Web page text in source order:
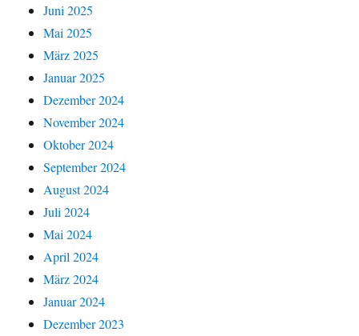
Juni 2025
Mai 2025
März 2025
Januar 2025
Dezember 2024
November 2024
Oktober 2024
September 2024
August 2024
Juli 2024
Mai 2024
April 2024
März 2024
Januar 2024
Dezember 2023